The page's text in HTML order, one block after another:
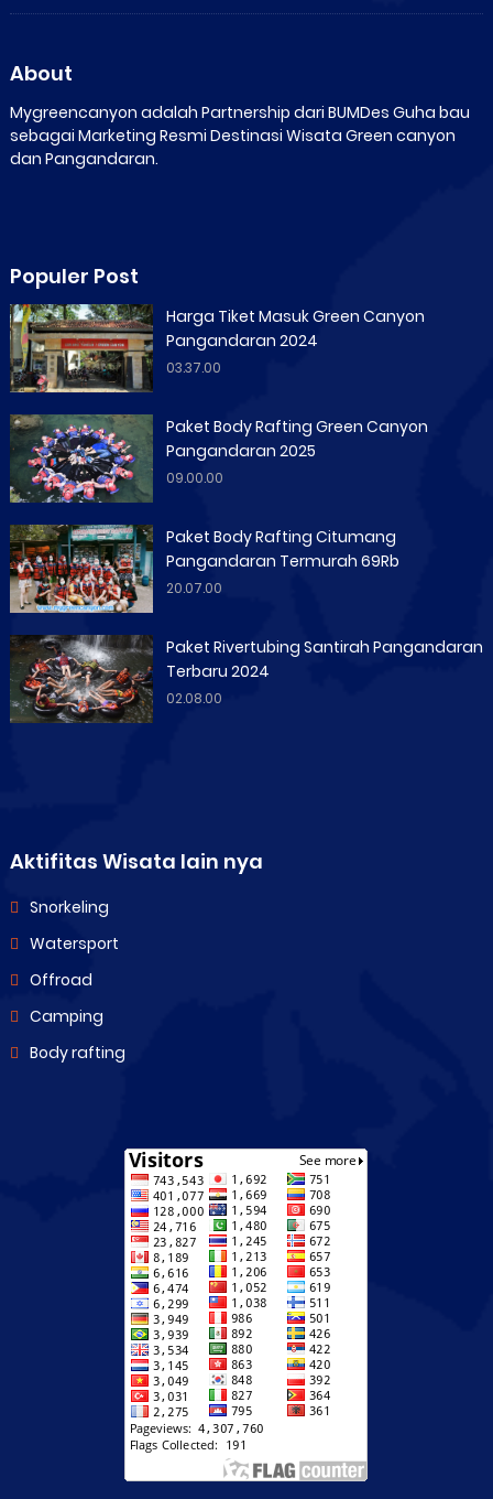
About
Mygreencanyon adalah Partnership dari BUMDes Guha bau
sebagai Marketing Resmi Destinasi Wisata Green canyon
dan Pangandaran.
Populer Post
Harga Tiket Masuk Green Canyon
Pangandaran 2024
03.37.00
Paket Body Rafting Green Canyon
Pangandaran 2025
09.00.00
Paket Body Rafting Citumang
Pangandaran Termurah 69Rb
20.07.00
Paket Rivertubing Santirah Pangandaran
Terbaru 2024
02.08.00
Aktifitas Wisata lain nya
Snorkeling
Watersport
Offroad
Camping
Body rafting